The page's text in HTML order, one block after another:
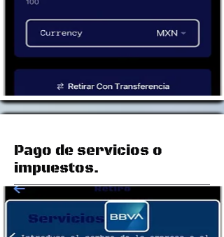
Pago de servicios o
impuestos.